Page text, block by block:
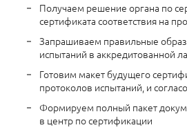
Получаем решение органа по
сертификата соответствия на
Запрашиваем правильные
испытаний в аккредитованной
Готовим макет будущего
протоколов испытаний, и
Формируем полный пакет
в центр по сертификации